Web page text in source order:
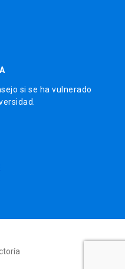
si se ha vulnerado